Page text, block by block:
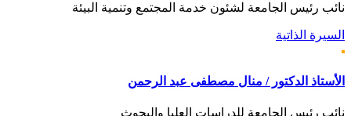
نائب رئيس الجامعة لشئون خدمة المجتمع وتنمية البيئة
السيرة الذاتية
الأستاذ الدكتور / منال مصطفى عبد الرحمن
نائب رئيس الجامعة للدراسات العليا والبحوث